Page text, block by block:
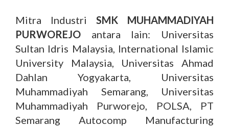
Mitra Industri SMK MUHAMMADIYAH
PURWOREJO antara lain: Universitas
Sultan Idris Malaysia, International Islamic
University Malaysia, Universitas Ahmad
Dahlan Yogyakarta, Universitas
Muhammadiyah Semarang, Universitas
Muhammadiyah Purworejo, POLSA, PT
Semarang Autocomp Manufacturing